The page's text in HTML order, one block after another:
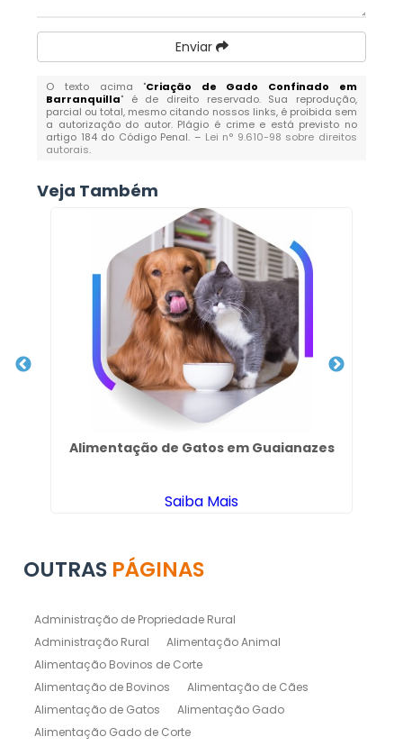
Enviar
O texto acima "Criação de Gado Confinado em
Barranquilla" é de direito reservado. Sua reprodução,
parcial ou total, mesmo citando nossos links, é proibida sem
a autorização do autor. Plágio é crime e está previsto no
artigo 184 do Código Penal. – Lei n° 9.610-98 sobre direitos
autorais.
Veja Também
Alimentação de Gatos em Guaianazes
Saiba Mais
OUTRAS PÁGINAS
Administração de Propriedade Rural
Administração Rural
Alimentação Animal
Alimentação Bovinos de Corte
Alimentação de Bovinos
Alimentação de Cães
Alimentação de Gatos
Alimentação Gado
Alimentação Gado de Corte